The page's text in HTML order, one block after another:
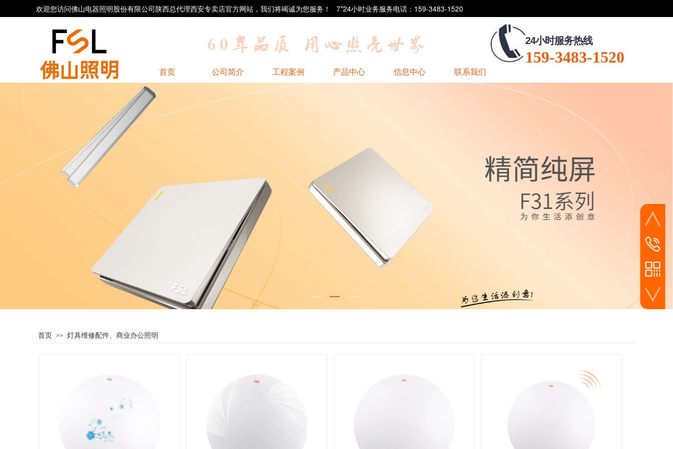
首页 >> 灯具维修配件、商业办公照明
24小时服务热线
159-3483-1520
欢迎您访问佛山电器照明股份有限公司陕西总代理西安专卖店官方网站，我们将竭诚为您服务！ 7*24小时业务服务电话：159-3483-1520
首页 公司简介 工程案例 产品中心 信息中心 联系我们
24小时